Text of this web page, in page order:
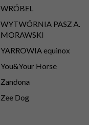
WRÓBEL
WYTWÓRNIA PASZ A.
MORAWSKI
YARROWIA equinox
You&Your Horse
Zandona
Zee Dog